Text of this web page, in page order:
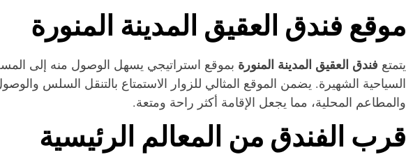
موقع فندق العقيق المدينة المنورة
يتمتع فندق العقيق المدينة المنورة بموقع استراتيجي يسهل الوصول منه إلى
السياحية الشهيرة. يضمن الموقع المثالي للزوار الاستمتاع بالتنقل السلس
والمطاعم المحلية، مما يجعل الإقامة أكثر راحة ومتعة.
قرب الفندق من المعالم الرئيسية